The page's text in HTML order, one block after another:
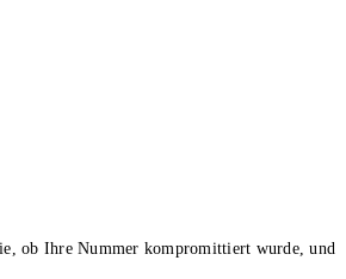
ob Ihre Nummer kompromittiert wurde, und